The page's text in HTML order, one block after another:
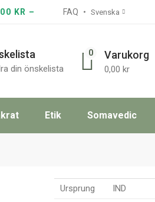
KR – FAQ Svenska
din önskelista
0 Varukorg
0,00 kr
Etik Somavedic
Ursprung
IND